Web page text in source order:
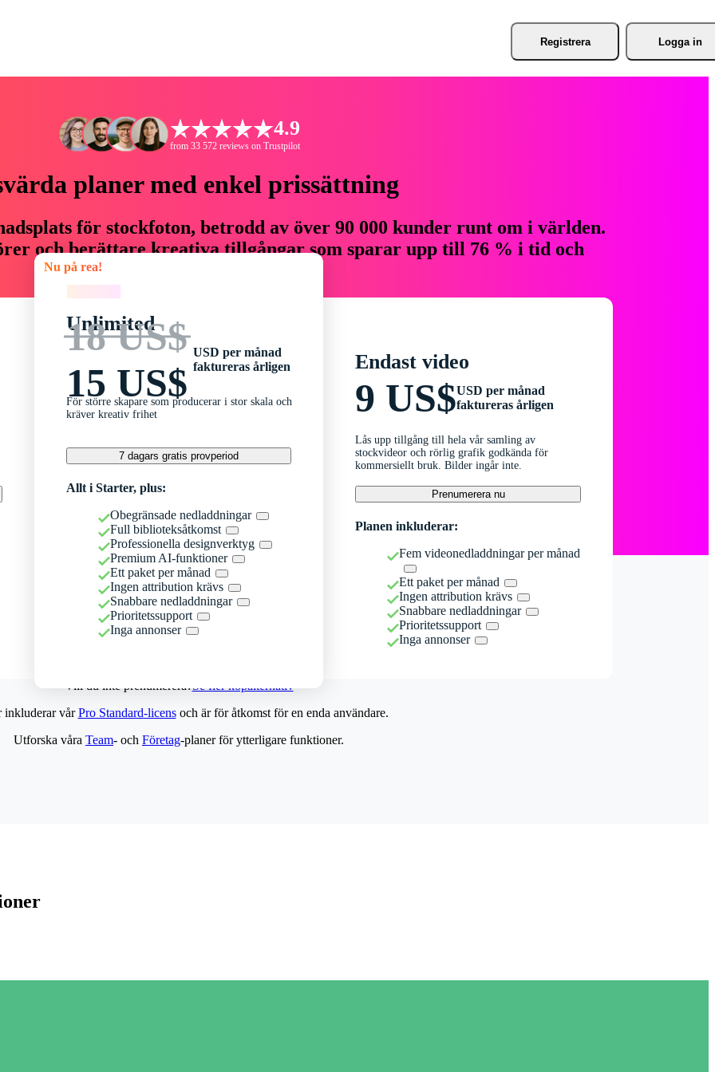
Registrera Logga in
4.9
from 33 572 reviews on Trustpilot
planer med enkel prissättning
för stockfoton, betrodd av över 90 000 kunder runt om i världen.
och berättare kreativa tillgångar som sparar upp till 76 % i tid och
Nu på rea!
Unlimited
18 US$
15 US$
USD per månad
faktureras årligen
För större skapare som producerar i stor skala och
kräver kreativ frihet
7 dagars gratis provperiod
Allt i Starter, plus:
Obegränsade nedladdningar
Full biblioteksåtkomst
Professionella designverktyg
Premium AI-funktioner
Ett paket per månad
Ingen attribution krävs
Snabbare nedladdningar
Prioritetssupport
Inga annonser
Endast video
9 US$USD per månad
faktureras årligen
Lås upp tillgång till hela vår samling av
stockvideor och rörlig grafik godkända för
kommersiellt bruk. Bilder ingår inte.
Prenumerera nu
Planen inkluderar:
Fem videonedladdningar per månad
Ett paket per månad
Ingen attribution krävs
Snabbare nedladdningar
Prioritetssupport
Inga annonser
Vill du inte prenumerera?Se fler köpalternativ
inkluderar vårPro Standard-licensoch är för åtkomst för en enda användare.
Utforska våra Team- och Företag-planer för ytterligare funktioner.